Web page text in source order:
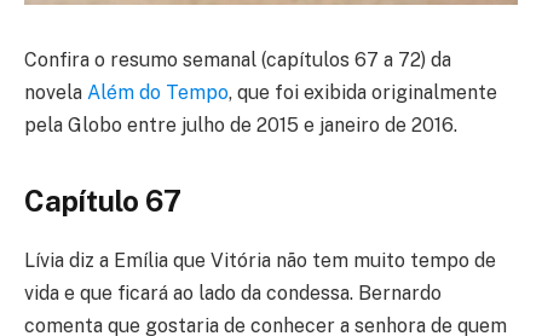
Confira o resumo semanal (capítulos 67 a 72) da
novela Além do Tempo, que foi exibida originalmente
pela Globo entre julho de 2015 e janeiro de 2016.
Capítulo 67
Lívia diz a Emília que Vitória não tem muito tempo de
vida e que ficará ao lado da condessa. Bernardo
comenta que gostaria de conhecer a senhora de quem